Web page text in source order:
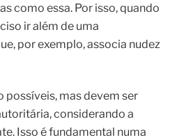
como essa. Por isso, quando
ir além de uma
por exemplo, associa nudez
possíveis, mas devem ser
considerando a
Isso é fundamental numa